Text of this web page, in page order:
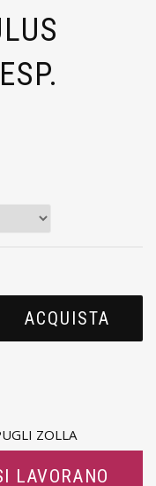
ACQUISTA
ZOLLA
LAVORANO